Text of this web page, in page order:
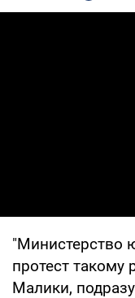
"Министерство
протест
Малики,